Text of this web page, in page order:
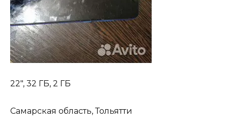
22″, 32 ГБ, 2 ГБ
Самарская область, Тольятти